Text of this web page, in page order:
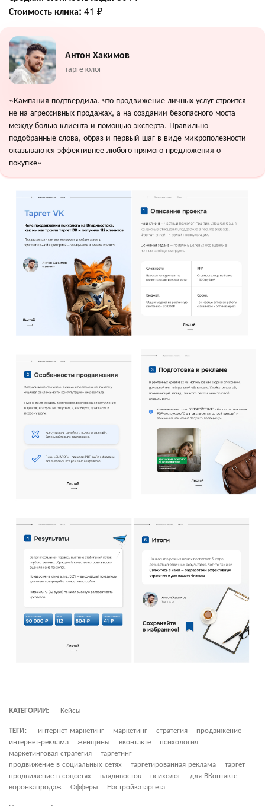
Стоимость клика: 41 ₽
Антон Хакимов
таргетолог
«Кампания подтвердила, что продвижение личных услуг строится
не на агрессивных продажах, а на создании безопасного моста
между болью клиента и помощью эксперта. Правильно
подобранные слова, образ и первый шаг в виде микрополезности
оказываются эффективнее любого прямого предложения о
покупке»
КАТЕГОРИИ:
Кейсы
ТЕГИ:
интернет-маркетинг маркетинг стратегия
продвижение
интернет-реклама
женщины вконтакте
психология
маркетинговая стратегия
таргетинг
продвижение в социальных сетях
таргетированная реклама
таргет
продвижение в соцсетях
владивосток психолог
для ВКонтакте
воронкапродаж
Офферы Настройкатаргета